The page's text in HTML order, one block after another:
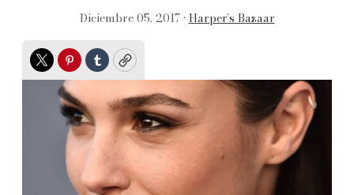
Diciembre 05, 2017 • Harper’s Bazaar
TwitterPinterest
TumblrCopy